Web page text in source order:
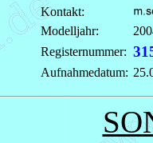
Kontakt:
Modelljahr:
Registernummer:
Aufnahmedatum: